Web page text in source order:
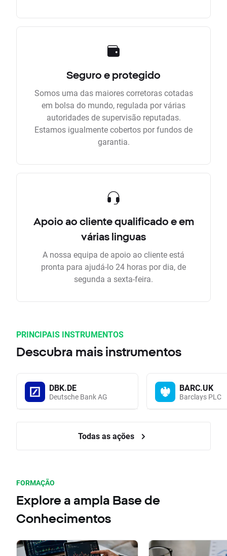
Seguro e protegido
Somos uma das maiores corretoras cotadas
em bolsa do mundo, regulada por várias
autoridades de supervisão reputadas.
Estamos igualmente cobertos por fundos de
garantia.
Apoio ao cliente qualificado e em
várias linguas
A nossa equipa de apoio ao cliente está
pronta para ajudá-lo 24 horas por dia, de
segunda a sexta-feira.
PRINCIPAIS INSTRUMENTOS
Descubra mais instrumentos
DBK.DE
Deutsche Bank AG
BARC.UK
Barclays PLC
Todas as ações
FORMAÇÃO
Explore a ampla Base de
Conhecimentos